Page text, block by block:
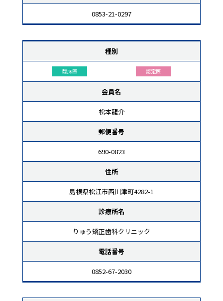
0853-21-0297
種別
臨床医 認定医
会員名
松本龍介
郵便番号
690-0823
住所
島根県松江市西川津町4282-1
診療所名
りゅう矯正歯科クリニック
電話番号
0852-67-2030